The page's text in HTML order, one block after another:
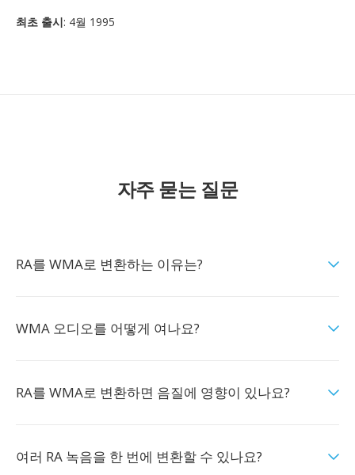
최초 출시: 4월 1995
자주 묻는 질문
RA를 WMA로 변환하는 이유는?
WMA 오디오를 어떻게 여나요?
RA를 WMA로 변환하면 음질에 영향이 있나요?
여러 RA 녹음을 한 번에 변환할 수 있나요?